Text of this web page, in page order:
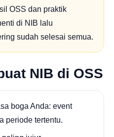
OSS dan praktik
di NIB lalu
sudah selesai semua.
NIB di OSS
boga Anda: event
periode tertentu.